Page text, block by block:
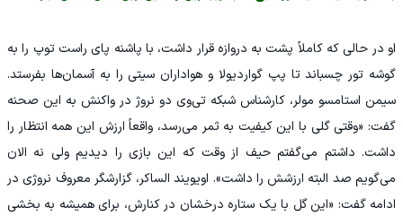
او در حالی که کاملاً پشت به دروازه قرار داشت، با پاشنه پای راست توپ را به
گوشه تور چسباند تا پپ گواردیولا و هواداران سیتی را به آسمان‌ها بفرستد.
سیمن استامسو مولر، کارشناس شبکه تی‌وی دو نروژ در واکنش به این صحنه
گفت: «وقتی گلی با این کیفیت به ثمر می‌رسد، واقعاً ارزش این همه انتظار را
داشت. داشتم می‌گفتم حیف از وقت که این بازی را دیدیم ولی نه الان
می‌گویم صد البته ارزشش را داشت». اویویند الساکر، گزارشگر معروف نروژی در
ادامه گفت: «این گل با یک ستاره درخشان در کنارش، برای همیشه به بخشی